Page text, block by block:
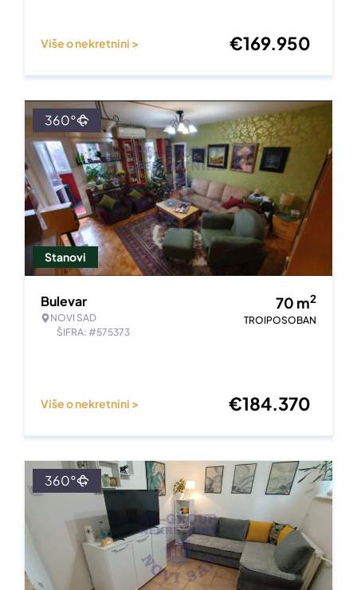
Više o nekretnini > €169.950
Stanovi
360°
Bulevar
NOVI SAD
ŠIFRA: #575373
70 m2
TROIPOSOBAN
Više o nekretnini > €184.370
360°